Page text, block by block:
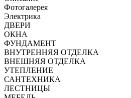
Фотогалерея
Электрика
ДВЕРИ
ОКНА
ФУНДАМЕНТ
ВНУТРЕННЯЯ ОТДЕЛКА
ВНЕШНЯЯ ОТДЕЛКА
УТЕПЛЕНИЕ
САНТЕХНИКА
ЛЕСТНИЦЫ